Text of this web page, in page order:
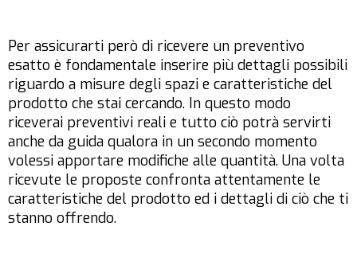
Per assicurarti però di ricevere un preventivo
esatto è fondamentale inserire più dettagli possibili
riguardo a misure degli spazi e caratteristiche del
prodotto che stai cercando. In questo modo
riceverai preventivi reali e tutto ciò potrà servirti
anche da guida qualora in un secondo momento
volessi apportare modifiche alle quantità. Una volta
ricevute le proposte confronta attentamente le
caratteristiche del prodotto ed i dettagli di ciò che ti
stanno offrendo.